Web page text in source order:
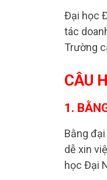
Đại học
tác
Trường
CÂU
1.
Bằng
dễ xin
học Đại